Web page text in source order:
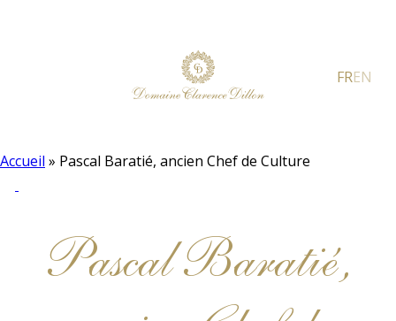
FREN
Accueil » Pascal Baratié, ancien Chef de Culture
Pascal Baratié,